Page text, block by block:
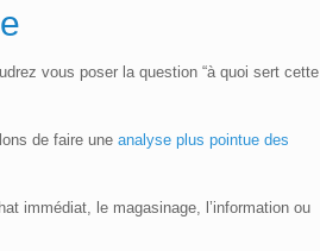
vous poser la question “à quoi sert cette
de faire uneanalyse plus pointue des
immédiat, le magasinage, l’information ou